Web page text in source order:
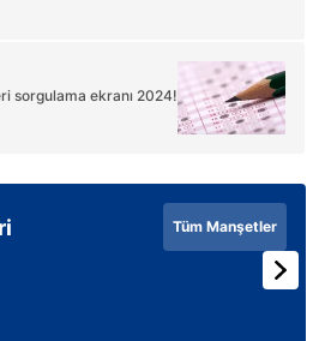
sorgulama ekranı 2024!
Tüm Manşetler